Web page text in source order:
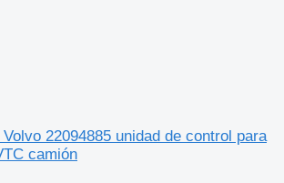
22094885 unidad de control para
camión